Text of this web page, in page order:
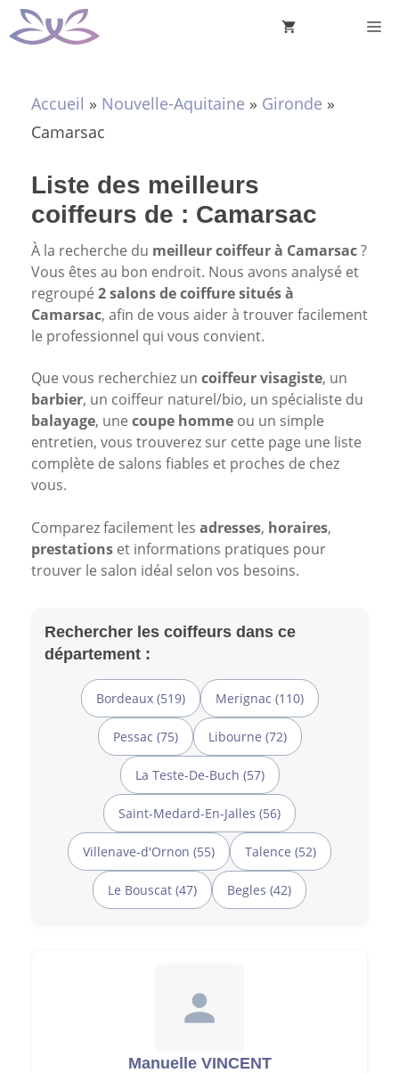
Aller
au
Accueil » Nouvelle-Aquitaine » Gironde »
Camarsac
Liste des meilleurs
coiffeurs de : Camarsac
À la recherche du meilleur coiffeur à Camarsac?
Vous êtes au bon endroit. Nous avons analysé et
regroupé 2 salons de coiffure situés à
Camarsac, afin de vous aider à trouver facilement
le professionnel qui vous convient.
Que vous recherchiez un coiffeur visagiste, un
barbier, un coiffeur naturel/bio, un spécialiste du
balayage, une coupe homme ou un simple
entretien, vous trouverez sur cette page une liste
complète de salons fiables et proches de chez
vous.
Comparez facilement les adresses, horaires,
prestations et informations pratiques pour
trouver le salon idéal selon vos besoins.
Rechercher les coiffeurs dans ce
département :
Bordeaux (519) Merignac (110)
Pessac (75) Libourne (72)
La Teste-De-Buch (57)
Saint-Medard-En-Jalles (56)
Villenave-d'Ornon (55) Talence (52)
Le Bouscat (47) Begles (42)
Manuelle VINCENT